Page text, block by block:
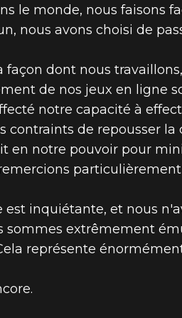
le monde, nous faisons
nous avons choisi de
dont nous
de nos jeux en ligne
notre capacité à
contraints de repousser
en notre pouvoir pour
est inquiétante, et nous
sommes extrêmement
représente